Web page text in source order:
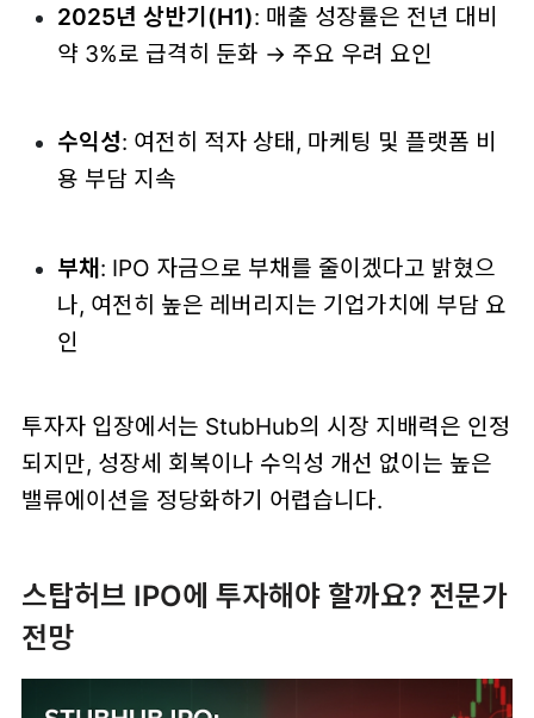
2025년 상반기(H1): 매출 성장률은 전년 대비
약 3%로 급격히 둔화 → 주요 우려 요인
수익성: 여전히 적자 상태, 마케팅 및 플랫폼 비
용 부담 지속
부채: IPO 자금으로 부채를 줄이겠다고 밝혔으
나, 여전히 높은 레버리지는 기업가치에 부담 요
인
투자자 입장에서는 StubHub의 시장 지배력은 인정
되지만, 성장세 회복이나 수익성 개선 없이는 높은
밸류에이션을 정당화하기 어렵습니다.
스탑허브 IPO에 투자해야 할까요? 전문가
전망